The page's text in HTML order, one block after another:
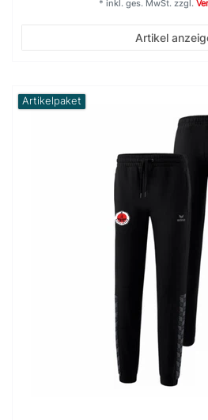
Artikel
* inkl. ges. MwSt.zzgl.
Artikelpaket